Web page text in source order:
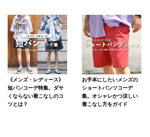
《メンズ・レディース》
短パンコーデ特集。ダサ
くならない着こなしのコ
ツとは？
お手本にしたいメンズの
ショートパンツコーデ
集。オシャレかつ涼しい
着こなし方をガイド